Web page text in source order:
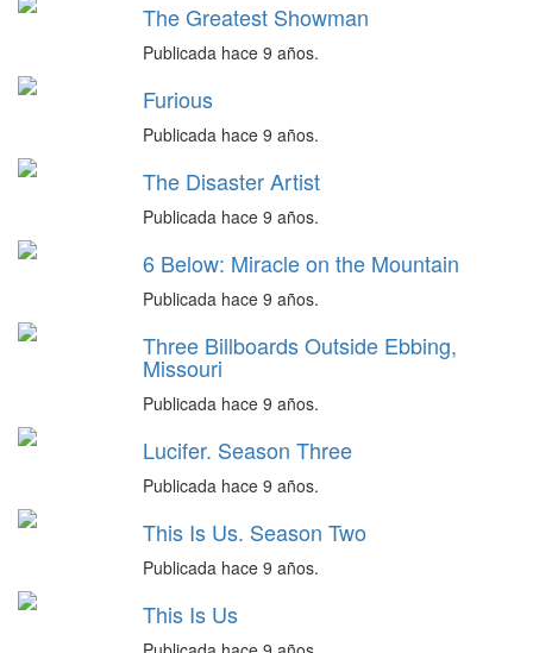
The Greatest Showman
Publicada hace 9 años.
Furious
Publicada hace 9 años.
The Disaster Artist
Publicada hace 9 años.
6 Below: Miracle on the Mountain
Publicada hace 9 años.
Three Billboards Outside Ebbing,
Missouri
Publicada hace 9 años.
Lucifer. Season Three
Publicada hace 9 años.
This Is Us. Season Two
Publicada hace 9 años.
This Is Us